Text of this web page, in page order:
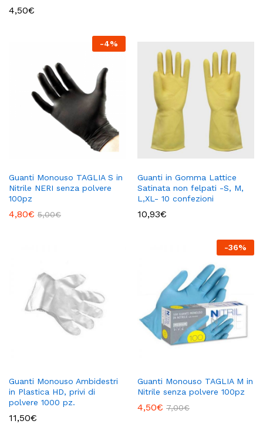
4,50€
-4%
Guanti Monouso TAGLIA S in
Nitrile NERI senza polvere
100pz
4,80€ 5,00€
Guanti in Gomma Lattice
Satinata non felpati -S, M,
L,XL- 10 confezioni
10,93€
Guanti Monouso Ambidestri
in Plastica HD, privi di
polvere 1000 pz.
11,50€
-36%
Guanti Monouso TAGLIA M in
Nitrile senza polvere 100pz
4,50€ 7,00€